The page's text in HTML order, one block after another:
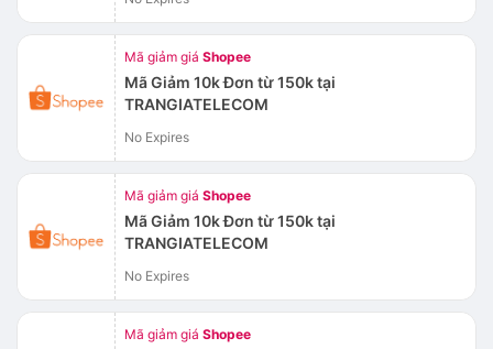
Mã giảm giá Shopee
Mã Giảm 10k Đơn từ 150k tại
TRANGIATELECOM
No Expires
Mã giảm giá Shopee
Mã Giảm 10k Đơn từ 150k tại
TRANGIATELECOM
No Expires
Mã giảm giá Shopee